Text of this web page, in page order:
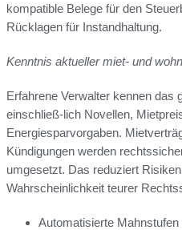
kompatible Belege für den
Rücklagen für Instandhaltung.
Kenntnis aktueller miet- und
Erfahrene Verwalter kennen das
einschließ-lich Novellen,
Energiesparvorgaben.
Kündigungen werden
umgesetzt. Das reduziert
Wahrscheinlichkeit teurer
Automatisierte